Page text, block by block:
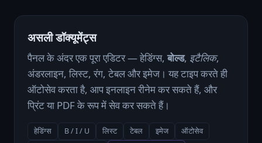
असली डॉक्यूमेंट्स
पैनल के अंदर एक पूरा एडिटर — हेडिंग्स,बोल्ड, इटैलिक,
अंडरलाइन, लिस्ट, रंग, टेबल और इमेज। यह टाइप करते ही
ऑटोसेव करता है, आप इनलाइन रीनेम कर सकते हैं, और
प्रिंट या PDF के रूप में सेव कर सकते हैं।
हेडिंग्स B / I / U लिस्ट टेबल इमेज
ऑटोसेव